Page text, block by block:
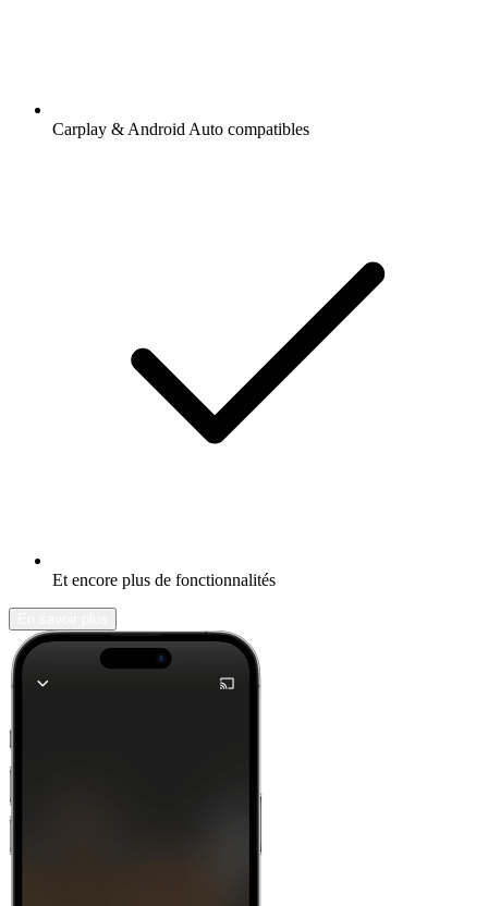
Carplay & Android Auto compatibles
Et encore plus de fonctionnalités